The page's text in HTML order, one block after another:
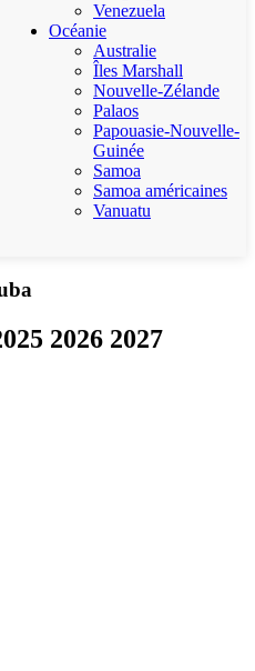
Venezuela
Océanie
Australie
Îles Marshall
Nouvelle-Zélande
Palaos
Papouasie-Nouvelle-
Guinée
Samoa
Samoa américaines
Vanuatu
2026 2027